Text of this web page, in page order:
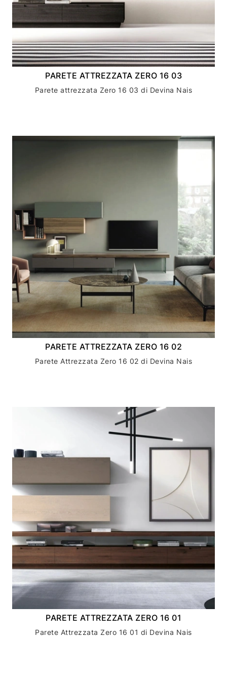
PARETE ATTREZZATA ZERO 16 03
Parete attrezzata Zero 16 03 di Devina Nais
PARETE ATTREZZATA ZERO 16 02
Parete Attrezzata Zero 16 02 di Devina Nais
PARETE ATTREZZATA ZERO 16 01
Parete Attrezzata Zero 16 01 di Devina Nais